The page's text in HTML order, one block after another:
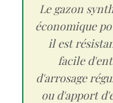
Le gazon
économique
il est
facile
d'arrosage
ou d'apport